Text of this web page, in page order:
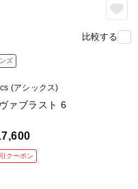
強力グリッ
比較する
ズ
(アシックス)
ァブラスト 6
クーポン